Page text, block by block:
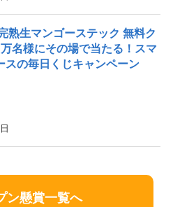
熟生マンゴーステック 無料ク
名様にその場で当たる！スマ
スの毎日くじキャンペーン
ン懸賞一覧へ